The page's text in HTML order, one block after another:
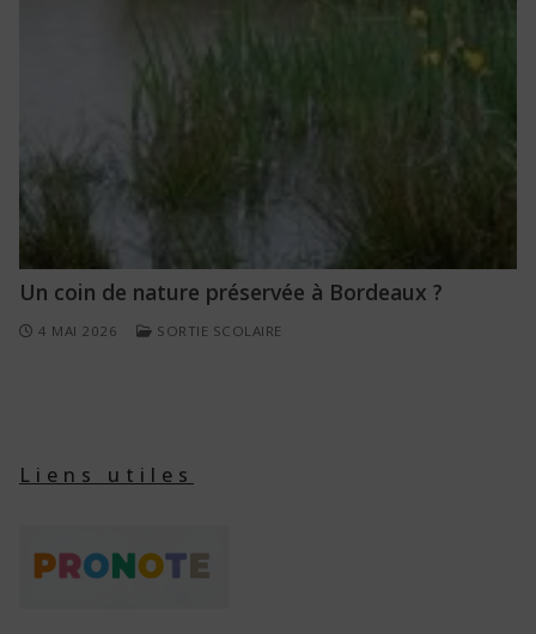
Un coin de nature préservée à Bordeaux ?
4 MAI 2026 SORTIE SCOLAIRE
Liens utiles